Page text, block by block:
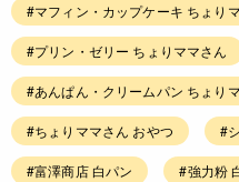
#マフィン・カップケーキ ちょり
#プリン・ゼリー ちょりママさん
#あんぱん・クリームパン ちょり
#ちょりママさん おやつ #
#富澤商店 白パン #強力粉